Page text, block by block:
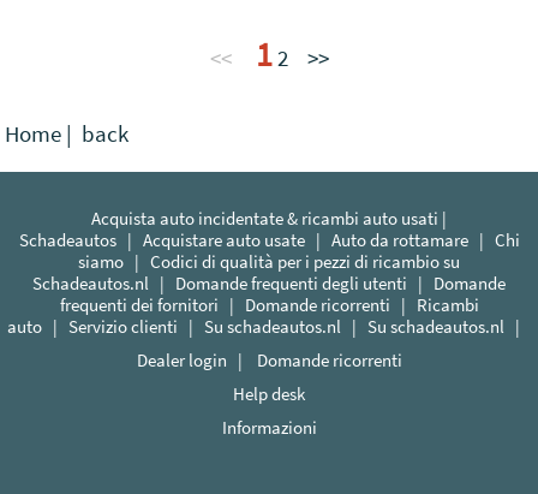
<< 12 >>
Home | back
Acquista auto incidentate & ricambi auto usati |
Schadeautos| Acquistare auto usate| Auto da rottamare| Chi
siamo | Codici di qualità per i pezzi di ricambio su
Schadeautos.nl | Domande frequenti degli utenti | Domande
frequenti dei fornitori | Domande ricorrenti | Ricambi
auto | Servizio clienti | Su schadeautos.nl | Su schadeautos.nl |
Dealer login | Domande ricorrenti
Help desk
Informazioni